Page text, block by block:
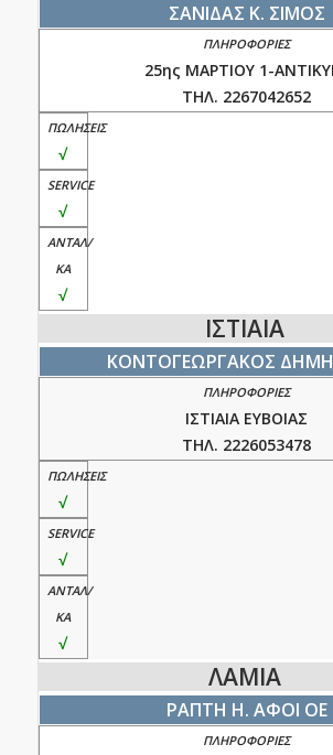
ΣΑΝΙΔΑΣ Κ. ΣΙΜΟΣ
25ης ΜΑΡΤΙΟΥ 1-
ΤΗΛ. 2267042652
√
√
√
ΙΣΤΙΑΙΑ
ΚΟΝΤΟΓΕΩΡΓΑΚΟΣ
ΙΣΤΙΑΙΑ ΕΥΒΟΙΑΣ
ΤΗΛ. 2226053478
√
√
√
ΛΑΜΙΑ
ΡΑΠΤΗ Η. ΑΦΟΙ ΟΕ